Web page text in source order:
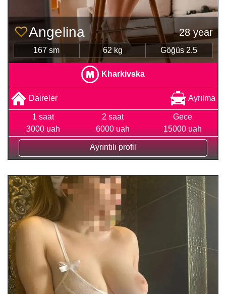
Angelina 28 year
167 sm 62 kg Göğüs 2.5
Kharkivska
Daireler Ayrılma
1 saat
3000 uah
2 saat
6000 uah
Gece
15000 uah
Ayrıntılı profil